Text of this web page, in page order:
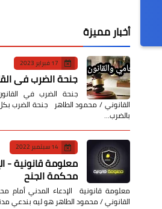
أخبار مميزة
17 فبراير 2023
جنحة الضرب في
جنحة الضرب في
القانوني / محمود الطاهر جنحة الضرب
بالضرب…
14 سبتمبر 2022
معلومة قانونية -
محكمة الجنح
معلومة قانونية الإدعاء المدني أمام
القانوني / محمود الطاهر هو ليه بندعي